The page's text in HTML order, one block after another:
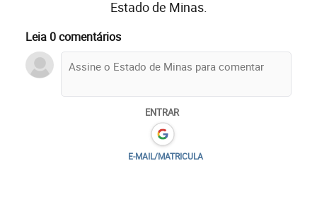
Estado de Minas.
Leia 0 comentários
ENTRAR
E-MAIL/MATRICULA